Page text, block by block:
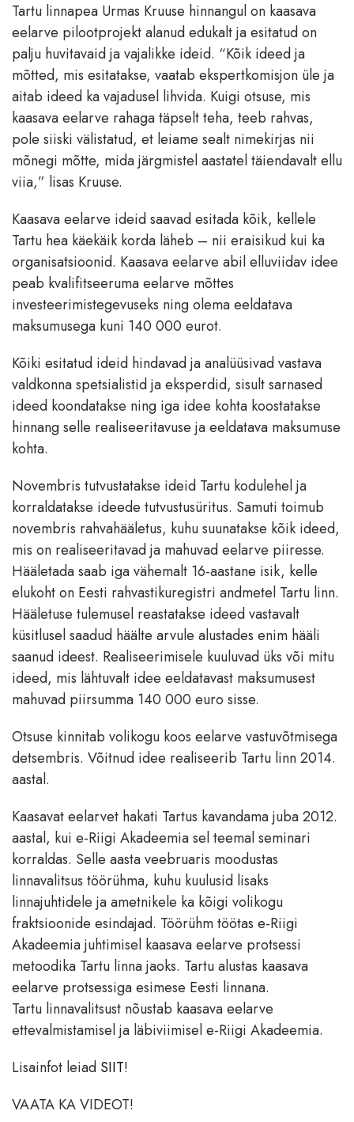
Tartu linnapea Urmas Kruuse hinnangul on kaasava
eelarve pilootprojekt alanud edukalt ja esitatud on
palju huvitavaid ja vajalikke ideid. “Kõik ideed ja
mõtted, mis esitatakse, vaatab ekspertkomisjon üle ja
aitab ideed ka vajadusel lihvida. Kuigi otsuse, mis
kaasava eelarve rahaga täpselt teha, teeb rahvas,
pole siiski välistatud, et leiame sealt nimekirjas nii
mõnegi mõtte, mida järgmistel aastatel täiendavalt ellu
viia,” lisas Kruuse.
Kaasava eelarve ideid saavad esitada kõik, kellele
Tartu hea käekäik korda läheb – nii eraisikud kui ka
organisatsioonid. Kaasava eelarve abil elluviidav idee
peab kvalifitseeruma eelarve mõttes
investeerimistegevuseks ning olema eeldatava
maksumusega kuni 140 000 eurot.
Kõiki esitatud ideid hindavad ja analüüsivad vastava
valdkonna spetsialistid ja eksperdid, sisult sarnased
ideed koondatakse ning iga idee kohta koostatakse
hinnang selle realiseeritavuse ja eeldatava maksumuse
kohta.
Novembris tutvustatakse ideid Tartu kodulehel ja
korraldatakse ideede tutvustusüritus. Samuti toimub
novembris rahvahääletus, kuhu suunatakse kõik ideed,
mis on realiseeritavad ja mahuvad eelarve piiresse.
Hääletada saab iga vähemalt 16-aastane isik, kelle
elukoht on Eesti rahvastikuregistri andmetel Tartu linn.
Hääletuse tulemusel reastatakse ideed vastavalt
küsitlusel saadud häälte arvule alustades enim hääli
saanud ideest. Realiseerimisele kuuluvad üks või mitu
ideed, mis lähtuvalt idee eeldatavast maksumusest
mahuvad piirsumma 140 000 euro sisse.
Otsuse kinnitab volikogu koos eelarve vastuvõtmisega
detsembris. Võitnud idee realiseerib Tartu linn 2014.
aastal.
Kaasavat eelarvet hakati Tartus kavandama juba 2012.
aastal, kui e-Riigi Akadeemia sel teemal seminari
korraldas. Selle aasta veebruaris moodustas
linnavalitsus töörühma, kuhu kuulusid lisaks
linnajuhtidele ja ametnikele ka kõigi volikogu
fraktsioonide esindajad. Töörühm töötas e-Riigi
Akadeemia juhtimisel kaasava eelarve protsessi
metoodika Tartu linna jaoks. Tartu alustas kaasava
eelarve protsessiga esimese Eesti linnana.
Tartu linnavalitsust nõustab kaasava eelarve
ettevalmistamisel ja läbiviimisel e-Riigi Akadeemia.
Lisainfot leiad SIIT!
VAATA KA VIDEOT!